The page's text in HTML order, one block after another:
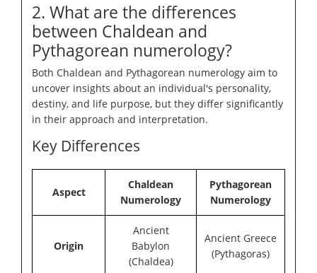
2. What are the differences
between Chaldean and
Pythagorean numerology?
Both Chaldean and Pythagorean numerology aim to
uncover insights about an individual's personality,
destiny, and life purpose, but they differ significantly
in their approach and interpretation.
Key Differences
Aspect
Chaldean
Numerology
Pythagorean
Numerology
Origin
Ancient
Babylon
(Chaldea)
Ancient Greece
(Pythagoras)